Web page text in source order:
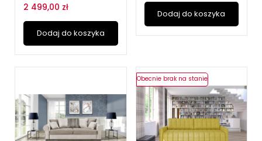
2 499,00 zł
Dodaj do koszyka
Dodaj do koszyka
Obecnie brak na stanie